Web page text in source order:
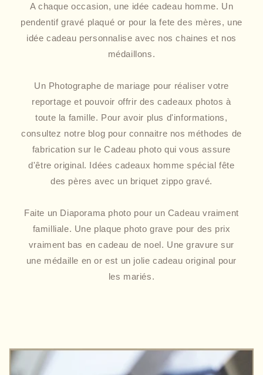
A chaque occasion, une idée cadeau homme. Un
pendentif gravé plaqué or pour la fete des mères, une
idée cadeau personnalise avec nos chaines et nos
médaillons.
Un Photographe de mariage pour réaliser votre
reportage et pouvoir offrir des cadeaux photos à
toute la famille. Pour avoir plus d'informations,
consultez notre blog pour connaitre nos méthodes de
fabrication sur le Cadeau photo qui vous assure
d'être original. Idées cadeaux homme spécial fête
des pères avec un briquet zippo gravé.
Faite un Diaporama photo pour un Cadeau vraiment
familliale. Une plaque photo grave pour des prix
vraiment bas en cadeau de noel. Une gravure sur
une médaille en or est un jolie cadeau original pour
les mariés.